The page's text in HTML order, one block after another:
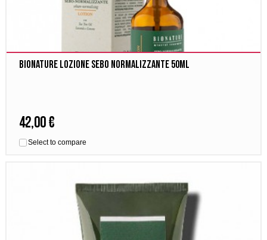
Bionature Lozione Sebo Normalizzante 50ml
42,00 €
Select to compare